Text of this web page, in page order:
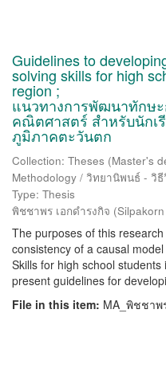
Guidelines to
solving skills for high
region ;
แนวทางการพัฒนาทักษ
คณิตศาสตร์ สำหรับนัก
ภูมิภาคตะวันตก
Collection: Theses (Master's
Methodology / วิทยานิพนธ์ - วิ
Type: Thesis
พิชชาพร เอกดำรงกิจ (
The purposes of this
consistency of a causal
Skills for high school
present guidelines for
File in this item: MA_พิชชาพ